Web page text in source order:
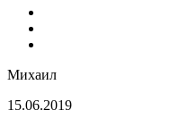
Михаил
15.06.2019